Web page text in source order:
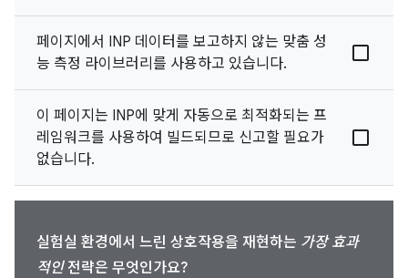
페이지에서 INP 데이터를 보고하지 않는 맞춤 성
능 측정 라이브러리를 사용하고 있습니다.
이 페이지는 INP에 맞게 자동으로 최적화되는 프
레임워크를 사용하여 빌드되므로 신고할 필요가
없습니다.
실험실 환경에서 느린 상호작용을 재현하는 가장 효과
적인전략은 무엇인가요?